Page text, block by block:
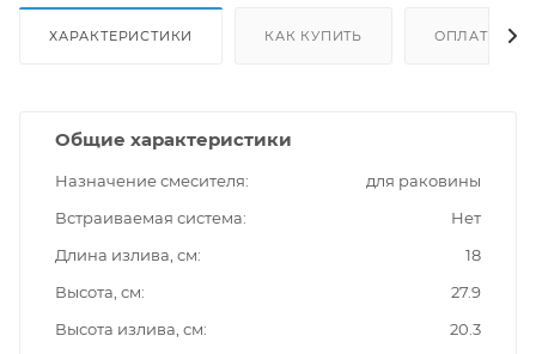
ХАРАКТЕРИСТИКИ КАК КУПИТЬ ОПЛАТА
Общие характеристики
Назначение смесителя
для раковины
Встраиваемая система
Нет
Длина излива, см
18
Высота, см
27.9
Высота излива, см
20.3